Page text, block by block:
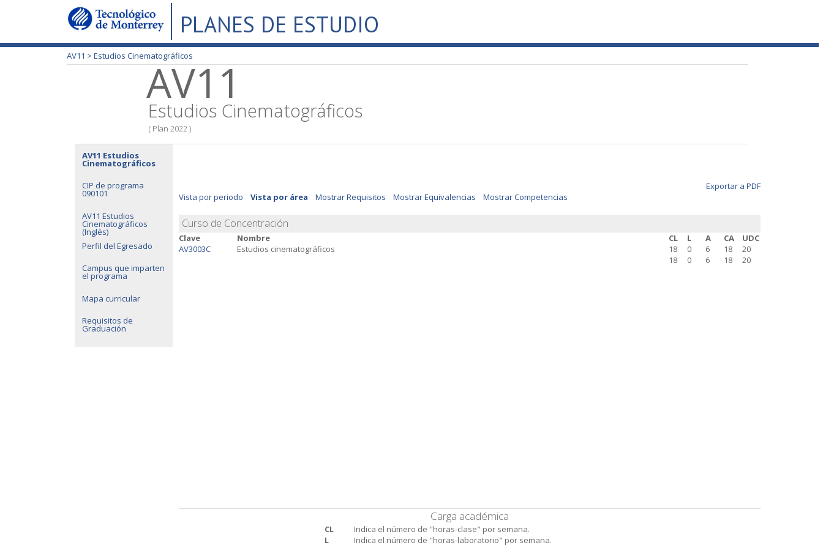
PLANES DE ESTUDIO
AV11 > Estudios CinematográficosAV11
Estudios Cinematográficos
( Plan 2022 )
AV11 Estudios
Cinematográficos
CIP de programa
090101
AV11 Estudios
Cinematográficos
(Inglés)
Perfil del Egresado
Campus que imparten
el programa
Mapa curricular
Requisitos de
Graduación
Exportar a PDF
Vista por periodo
Vista por área Mostrar Requisitos Mostrar Equivalencias Mostrar Competencias
Curso de Concentración
Clave Nombre CL L A CA
UDC
AV3003C
Estudios cinematográficos 18 0 6 18
20
18
0 6 18 20
Carga académica
CL
Indica el número de "horas-clase" por semana.
L
Indica el número de "horas-laboratorio" por semana.